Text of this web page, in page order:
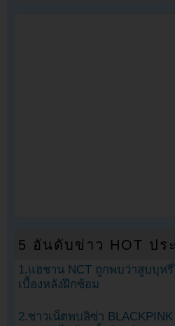
5 อันดับข่าว HOT ปร
1.แฮชาน NCT ถูกพบว่าสูบบุห
เบื้องหลังฝึกซ้อม
2.ชาวเน็ตพบลิซ่า